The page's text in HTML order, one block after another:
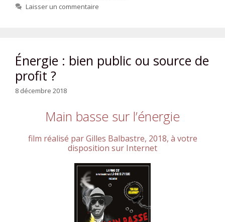
Laisser un commentaire
Énergie : bien public ou source de
profit ?
8 décembre 2018
Main basse sur l’énergie
film réalisé par Gilles Balbastre, 2018, à votre
disposition sur Internet